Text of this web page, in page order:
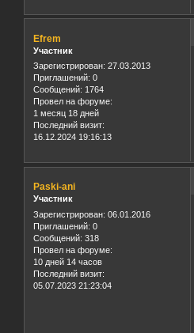
Efrem
Участник
Зарегистрирован: 27.03.2013
Приглашений: 0
Сообщений: 1764
Провел на форуме:
1 месяц 18 дней
Последний визит:
16.12.2024 19:16:13
Paski-ani
Участник
Зарегистрирован: 06.01.2016
Приглашений: 0
Сообщений: 318
Провел на форуме:
10 дней 14 часов
Последний визит:
05.07.2023 21:23:04